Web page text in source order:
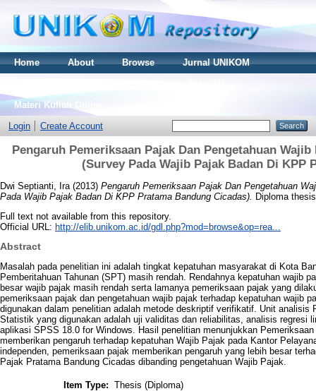
Home About Browse
Jurnal UNIKOM
Materi Kuliah Online
Login
Create Account
Pengaruh Pemeriksaan Pajak Dan Pengetahuan
(Survey Pada Wajib Pajak Badan Di KPP
Dwi Septianti, Ira (2013) Pengaruh Pemeriksaan Pajak Dan Pengetahuan
Pada Wajib Pajak Badan Di KPP Pratama Bandung Cicadas).
Diploma
Full text not available from this repository.
Official URL: http://elib.unikom.ac.id/gdl.php?mod=browse&op=rea...
Abstract
Masalah pada penelitian ini adalah tingkat kepatuhan masyarakat di Kota
Pemberitahuan Tahunan (SPT) masih rendah. Rendahnya kepatuhan wajib
besar wajib pajak masih rendah serta lamanya pemeriksaan pajak yang
pemeriksaan pajak dan pengetahuan wajib pajak terhadap kepatuhan wajib
digunakan dalam penelitian adalah metode deskriptif verifikatif. Unit analisis
Statistik yang digunakan adalah uji validitas dan reliabilitas, analisis regresi
aplikasi SPSS 18.0 for Windows. Hasil penelitian menunjukkan
memberikan pengaruh terhadap kepatuhan Wajib Pajak pada Kantor
independen, pemeriksaan pajak memberikan pengaruh yang lebih besar
Pajak Pratama Bandung Cicadas dibanding pengetahuan Wajib Pajak.
Item Type: Thesis (Diploma)